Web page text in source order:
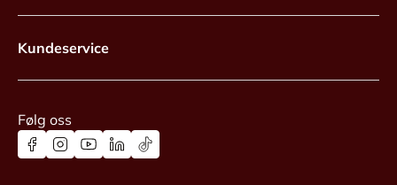
Kundeservice
Følg oss